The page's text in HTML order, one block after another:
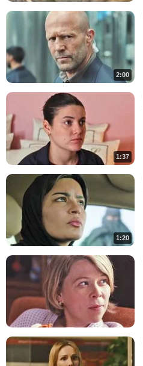
2:00
1:37
1:20